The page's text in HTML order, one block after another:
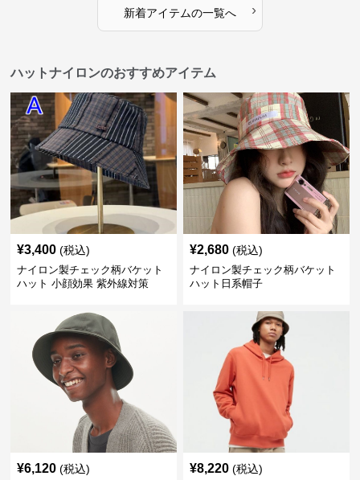
新着アイテムの一覧へ ›
ハットナイロンのおすすめアイテム
¥3,400 (税込)
ナイロン製チェック柄バケット
ハット 小顔効果 紫外線対策
¥2,680 (税込)
ナイロン製チェック柄バケット
ハット日系帽子
¥6,120 (税込) ¥8,220 (税込)